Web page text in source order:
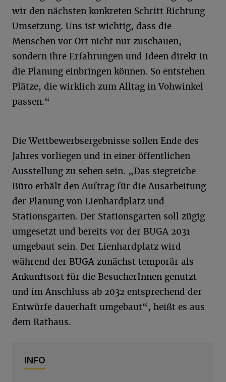
wir den nächsten konkreten Schritt Richtung
Umsetzung. Uns ist wichtig, dass die
Menschen vor Ort nicht nur zuschauen,
sondern ihre Erfahrungen und Ideen direkt in
die Planung einbringen können. So entstehen
Plätze, die wirklich zum Alltag in Vohwinkel
passen.“
Die Wettbewerbsergebnisse sollen Ende des
Jahres vorliegen und in einer öffentlichen
Ausstellung zu sehen sein. „Das siegreiche
Büro erhält den Auftrag für die Ausarbeitung
der Planung von Lienhardplatz und
Stationsgarten. Der Stationsgarten soll zügig
umgesetzt und bereits vor der BUGA 2031
umgebaut sein. Der Lienhardplatz wird
während der BUGA zunächst temporär als
Ankunftsort für die BesucherInnen genutzt
und im Anschluss ab 2032 entsprechend der
Entwürfe dauerhaft umgebaut“, heißt es aus
dem Rathaus.
INFO